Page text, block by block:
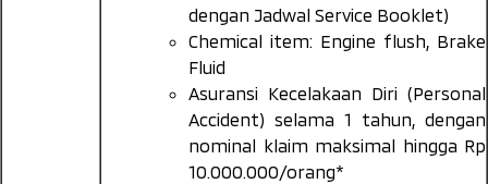
dengan Jadwal Service Booklet)
Chemical item: Engine flush, Brake
Fluid
Asuransi Kecelakaan Diri (Personal
Accident) selama 1 tahun, dengan
nominal klaim maksimal hingga Rp
10.000.000/orang*